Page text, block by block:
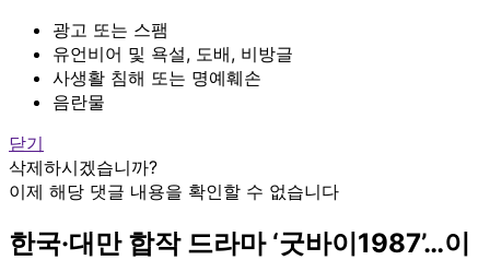
광고 또는 스팸
유언비어 및 욕설, 도배, 비방글
사생활 침해 또는 명예훼손
음란물
닫기
삭제하시겠습니까?
이제 해당 댓글 내용을 확인할 수 없습니다
한국·대만 합작 드라마 ‘굿바이1987’…이